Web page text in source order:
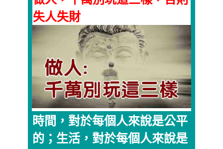
失人失財
時間，對於每個人來說是公平
的；生活，對於每個人來說是